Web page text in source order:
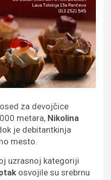
za devojčice
metara, Nikolina
je debitantkinja
mesto.
uzrasnoj kategoriji
osvojile su srebrnu